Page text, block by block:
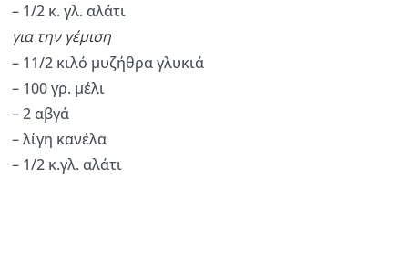
– 1/2 κ. γλ. αλάτι
για την γέμιση
– 11/2 κιλό μυζήθρα γλυκιά
– 100 γρ. μέλι
– 2 αβγά
– λίγη κανέλα
– 1/2 κ.γλ. αλάτι